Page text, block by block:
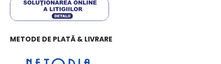
METODE DE PLATĂ & LIVRARE